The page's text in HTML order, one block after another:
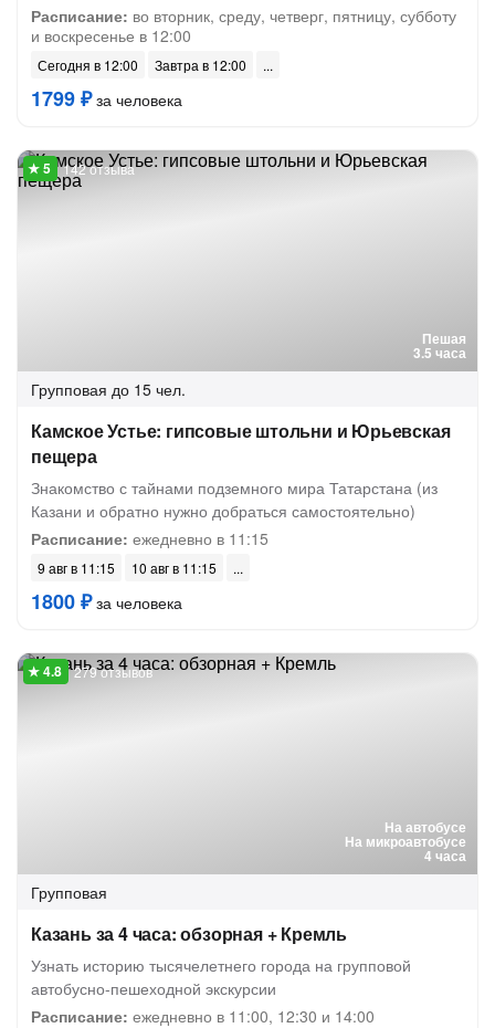
Расписание: во вторник, среду, четверг, пятницу, субботу
и воскресенье в 12:00
Сегодня в 12:00 Завтра в 12:00
1799 ₽за человека
Пешая
3.5 часа
142 отзыва
Групповая до 15 чел.
Камское Устье: гипсовые штольни и Юрьевская
пещера
Знакомство с тайнами подземного мира Татарстана (из
Казани и обратно нужно добраться самостоятельно)
Расписание: ежедневно в 11:15
9 авг в 11:15 10 авг в 11:15
1800 ₽за человека
На автобусе
На микроавтобусе
4 часа
279 отзывов
Групповая
Казань за 4 часа: обзорная + Кремль
Узнать историю тысячелетнего города на групповой
автобусно-пешеходной экскурсии
Расписание: ежедневно в 11:00, 12:30 и 14:00